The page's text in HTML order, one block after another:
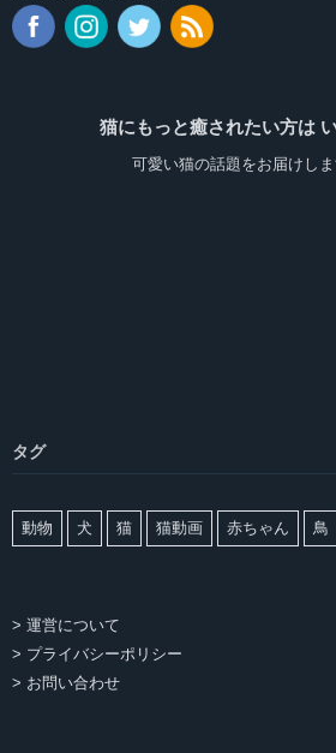
猫にもっと癒されたい方は
可愛い猫の話題をお届けし
タグ
動物 犬 猫 猫動画 赤ちゃん 鳥
> 運営について
> プライバシーポリシー
> お問い合わせ